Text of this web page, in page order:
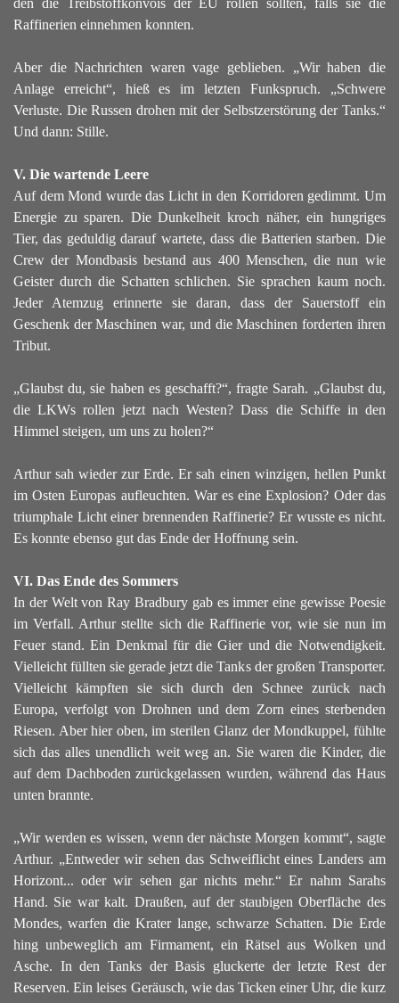
Raffinerien einnehmen konnten.
Aber die Nachrichten waren vage geblieben. „Wir haben die
Anlage erreicht“, hieß es im letzten Funkspruch. „Schwere
Verluste. Die Russen drohen mit der Selbstzerstörung der Tanks.“
Und dann: Stille.
V. Die wartende Leere
Auf dem Mond wurde das Licht in den Korridoren gedimmt. Um
Energie zu sparen. Die Dunkelheit kroch näher, ein hungriges
Tier, das geduldig darauf wartete, dass die Batterien starben. Die
Crew der Mondbasis bestand aus 400 Menschen, die nun wie
Geister durch die Schatten schlichen. Sie sprachen kaum noch.
Jeder Atemzug erinnerte sie daran, dass der Sauerstoff ein
Geschenk der Maschinen war, und die Maschinen forderten ihren
Tribut.
„Glaubst du, sie haben es geschafft?“, fragte Sarah. „Glaubst du,
die LKWs rollen jetzt nach Westen? Dass die Schiffe in den
Himmel steigen, um uns zu holen?“
Arthur sah wieder zur Erde. Er sah einen winzigen, hellen Punkt
im Osten Europas aufleuchten. War es eine Explosion? Oder das
triumphale Licht einer brennenden Raffinerie? Er wusste es nicht.
Es konnte ebenso gut das Ende der Hoffnung sein.
VI. Das Ende des Sommers
In der Welt von Ray Bradbury gab es immer eine gewisse Poesie
im Verfall. Arthur stellte sich die Raffinerie vor, wie sie nun im
Feuer stand. Ein Denkmal für die Gier und die Notwendigkeit.
Vielleicht füllten sie gerade jetzt die Tanks der großen Transporter.
Vielleicht kämpften sie sich durch den Schnee zurück nach
Europa, verfolgt von Drohnen und dem Zorn eines sterbenden
Riesen. Aber hier oben, im sterilen Glanz der Mondkuppel, fühlte
sich das alles unendlich weit weg an. Sie waren die Kinder, die
auf dem Dachboden zurückgelassen wurden, während das Haus
unten brannte.
„Wir werden es wissen, wenn der nächste Morgen kommt“, sagte
Arthur. „Entweder wir sehen das Schweiflicht eines Landers am
Horizont... oder wir sehen gar nichts mehr.“Er nahm Sarahs
Hand. Sie war kalt. Draußen, auf der staubigen Oberfläche des
Mondes, warfen die Krater lange, schwarze Schatten. Die Erde
hing unbeweglich am Firmament, ein Rätsel aus Wolken und
Asche. In den Tanks der Basis gluckerte der letzte Rest der
Reserven. Ein leises Geräusch, wie das Ticken einer Uhr, die kurz